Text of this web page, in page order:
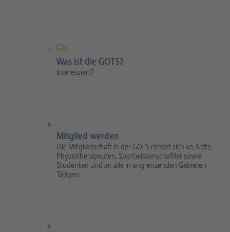
Was ist die GOTS?
Interessiert?
Mitglied werden
Die Mitgliedschaft in der GOTS richtet sich an Ärzte,
Physiotherapeuten, Sportwissenschaftler sowie
Studenten und an alle in angrenzenden Gebieten
Tätigen.